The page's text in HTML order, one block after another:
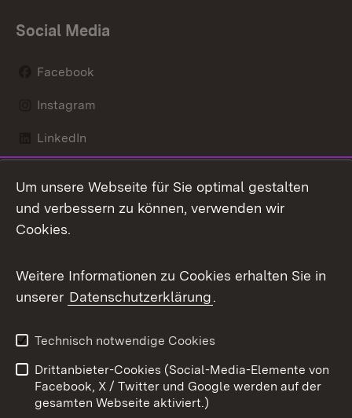
Social Media
Facebook
Instagram
LinkedIn
X / Twitter
Youtube
Kontakt
Datenschutz
Barrierefreiheit
Impressum
Cookies
Um unsere Webseite für Sie optimal gestalten
und verbessern zu können, verwenden wir
Cookies.
Weitere Informationen zu Cookies erhalten Sie in
unserer Datenschutzerklärung.
Technisch notwendige Cookies
Drittanbieter-Cookies (Social-Media-Elemente von
Facebook, X / Twitter und Google werden auf der
gesamten Webseite aktiviert.)